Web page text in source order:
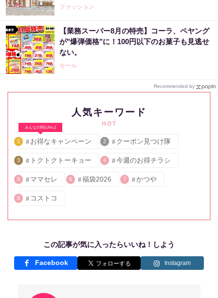
ファッション
【業務スーパー8月の特売】コーラ、ペヤング
が"爆弾価格"に！100円以下のお菓子も見逃せ
ない。
セール
Recommended by
人気キーワード
HOT
みんなの関心No.1
1 お得なキャンペーン 2 クーポン見つけ隊
3 トクトクトーキョー 4 今週のお得チラシ
5 ママセレ 6 福袋2026 7 かつや
8 コストコ
この記事が気に入ったらいいね！しよう
Facebook Instagram